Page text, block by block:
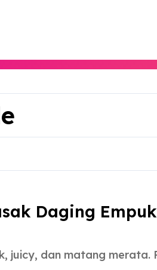
Daging Empuk